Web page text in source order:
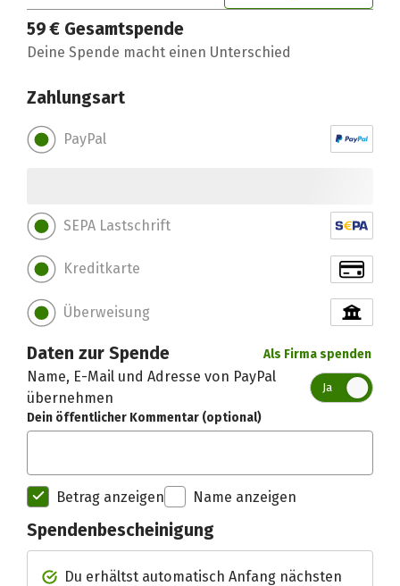
59 € Gesamtspende
Deine Spende macht einen Unterschied
Zahlungsart
PayPal
SEPA Lastschrift
Kreditkarte
Überweisung
Daten zur Spende Als Firma spenden
Name, E-Mail und Adresse von PayPal
übernehmen
Ja
Dein öffentlicher Kommentar (optional)
Betrag anzeigen Name anzeigen
Spendenbescheinigung
Du erhältst automatisch Anfang nächsten
Spendenempfänger